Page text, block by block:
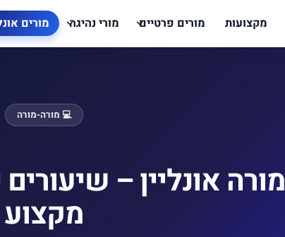
מקצועות מורים פרטיים מורי נהיגה מורים
💻 מורה-מורה
מורה אונליין –
מקצוע